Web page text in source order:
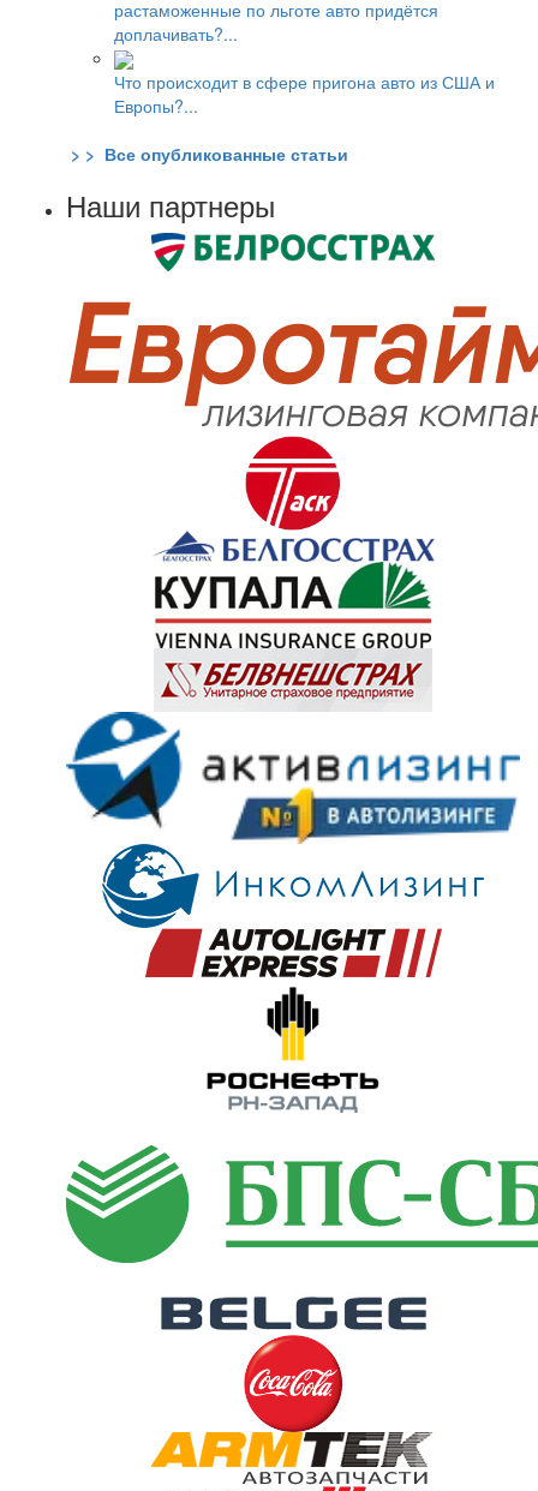
растаможенные по льготе авто придётся
доплачивать?...
Что происходит в сфере пригона авто из США и
Европы?...
> > Все опубликованные статьи
Наши партнеры